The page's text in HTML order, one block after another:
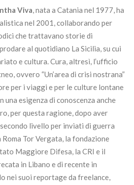
Viva, nata a Catania nel 1977, ha
nel 2001, collaborando per
che trattavano storie di
al quotidiano La Sicilia, su cui
e cultura. Cura, altresì, l’ufficio
ovvero “Un’area di crisi nostrana”
per i viaggi e per le culture lontane
esigenza di conoscenza anche
per questa ragione, dopo aver
livello per inviati di guerra
Tor Vergata, la fondazione
Maggiore Difesa, la CRI e il
in Libano e di recente in
nei suoi reportage da freelance,